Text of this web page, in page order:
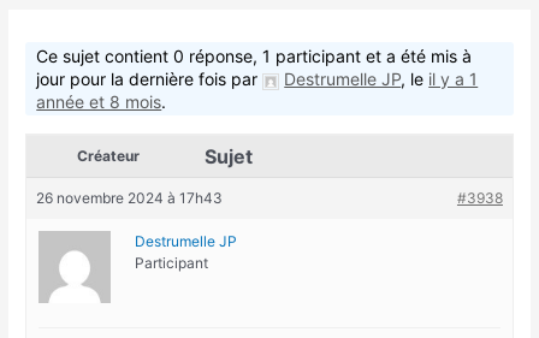
Ce sujet contient 0 réponse, 1 participant et a été mis à
jour pour la dernière fois par
Destrumelle JP, le il y a 1
année et 8 mois.
Créateur Sujet
26 novembre 2024 à 17h43 #3938
Destrumelle JP
Participant